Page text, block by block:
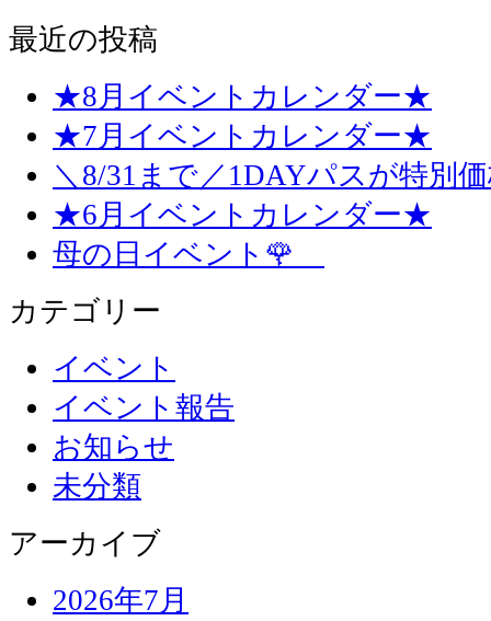
最近の投稿
★8月イベントカレンダー★
★7月イベントカレンダー★
＼8/31まで／1DAYパスが特別
★6月イベントカレンダー★
母の日イベント🌹
カテゴリー
イベント
イベント報告
お知らせ
未分類
アーカイブ
2026年7月